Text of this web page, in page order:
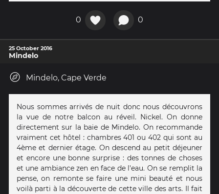
0 0
25 October 2016
Mindelo
Mindelo, Cape Verde
Nous sommes arrivés de nuit donc nous découvrons
la vue de notre balcon au réveil. Nickel. On donne
directement sur la baie de Mindelo. On recommande
vraiment cet hôtel : chambres 401 ou 402 qui sont au
4ème et dernier étage. On descend au petit déjeuner
et encore une bonne surprise : des tonnes de choses
et une ambiance zen en face de l'eau. On se remplit la
pense, on remonte se faire une mini beauté et nous
voilà parti à la découverte de cette ville des arts. Il fait